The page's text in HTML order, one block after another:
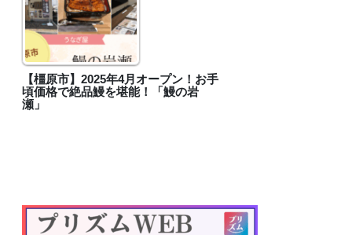
【橿原市】2025年4月オープン！お手
頃価格で絶品鰻を堪能！「鰻の岩
瀬」